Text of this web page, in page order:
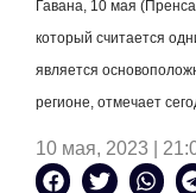
Гавана, 10 мая
который считается
является
регионе, отмечает
10 мая, 2023 |